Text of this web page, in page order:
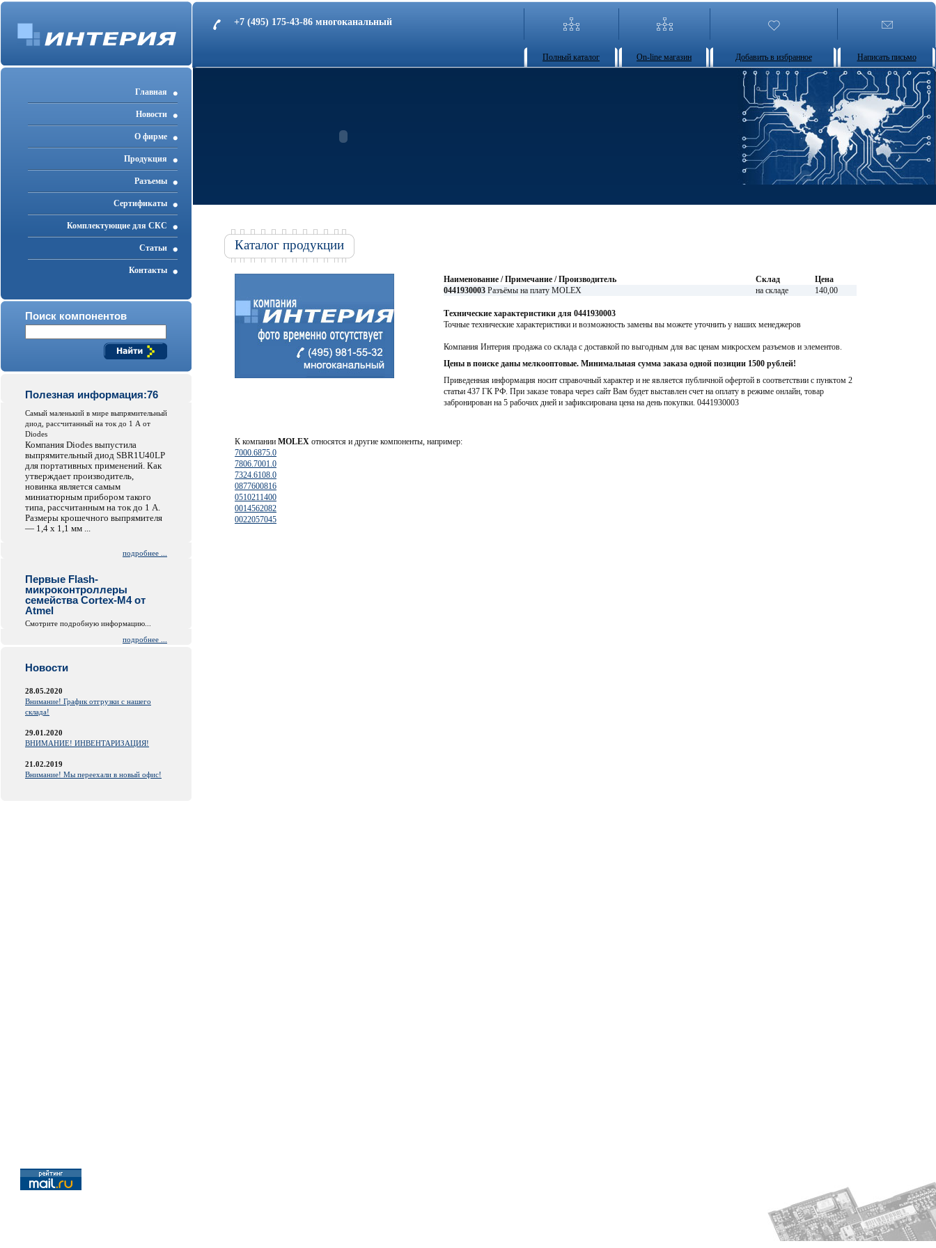
+7 (495) 175-43-86 многоканальный
Полный каталог On-line магазин Добавить в избранное Написать письмо
Главная
Новости
О фирме
Продукция
Разъемы
Cертификаты
Комплектующие для СКС
Статьи
Контакты
Поиск компонентов
Полезная информация:76
Самый маленький в мире выпрямительный
диод, рассчитанный на ток до 1 А от
Diodes
Компания Diodes выпустила
выпрямительный диод SBR1U40LP
для портативных применений. Как
утверждает производитель,
новинка является самым
миниатюрным прибором такого
типа, рассчитанным на ток до 1 А.
Размеры крошечного выпрямителя
— 1,4 x 1,1 мм ...
подробнее ...
Первые Flash-
микроконтроллеры
семейства Cortex-M4 от
Atmel
Смотрите подробную информацию...
подробнее ...
Новости
28.05.2020
Внимание! График отгрузки с нашего
склада!
29.01.2020
ВНИМАНИЕ! ИНВЕНТАРИЗАЦИЯ!
21.02.2019
Внимание! Мы переехали в новый офис!
Каталог продукции
Наименование / Примечание / Производитель Склад
Цена
0441930003 Разъёмы на плату MOLEX на складе 140,00
Технические характеристики для 0441930003
Точные технические характеристики и возможность замены вы можете уточнить у наших менеджеров
Компания Интерия продажа со склада с доставкой по выгодным для вас ценам микросхем разъемов и элементов.
Цены в поиске даны мелкооптовые. Минимальная сумма заказа одной позиции 1500 рублей!
Приведенная информация носит справочный характер и не является публичной офертой в соответствии с пунктом 2
статьи 437 ГК РФ. При заказе товара через сайт Вам будет выставлен счет на оплату в режиме онлайн, товар
забронирован на 5 рабочих дней и зафиксирована цена на день покупки. 0441930003
К компании MOLEX относятся и другие компоненты, например:
7000.6875.0
7806.7001.0
7324.6108.0
0877600816
0510211400
0014562082
0022057045